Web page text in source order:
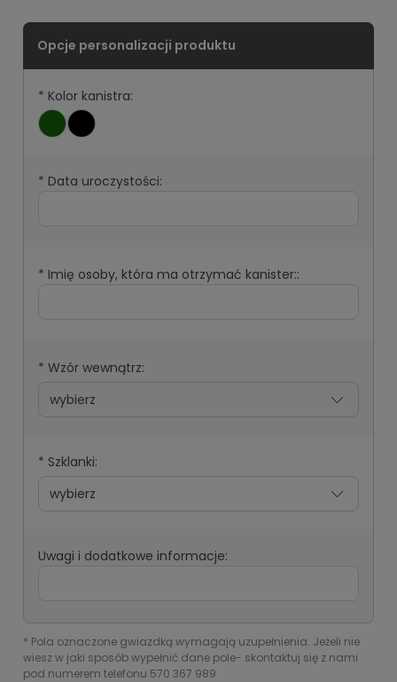
* Kolor kanistra:
* Data uroczystości:
* Imię osoby, która ma otrzymać kanister::
* Wzór wewnątrz:
* Szklanki:
Uwagi i dodatkowe informacje:
* Pola oznaczone gwiazdką wymagają uzupełnienia. Jeżeli nie
wiesz w jaki sposób wypełnić dane pole- skontaktuj się z nami
pod numerem telefonu 570 367 989